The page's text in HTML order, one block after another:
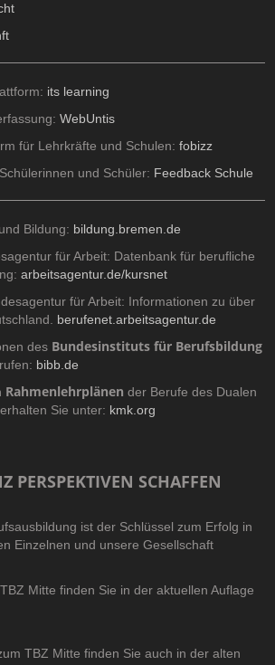
its learning
WebUntis
für Lehrkräfte und Schulen:fobizz
und Schüler: Feedback Schule
Bildung: bildung.bremen.de
für Arbeit: Datenbank für berufliche
arbeitsagentur.de/kursnet
für Arbeit: Informationen zu über
berufenet.arbeitsagentur.de
des Bundesinstituts für Berufsbildung
bibb.de
Rahmenlehrplänen der Berufe des Dualen
Sie unter: kmk.org
PERSPEKTIVEN SCHAFFEN
ist der Schlüssel zum Erfolg in
Einzelnen und unsere Gesellschaft
Mitte finden Sie in der aktuellen Auflage
TBZ Mitte finden Sie auch in der alten